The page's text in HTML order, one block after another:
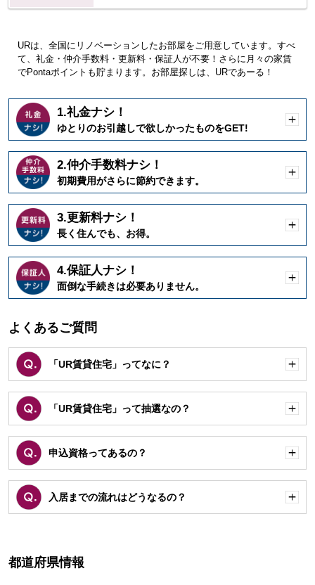
URは、全国にリノベーションしたお部屋をご用意しています。すべ
て、礼金・仲介手数料・更新料・保証人が不要！さらに月々の家賃
でPontaポイントも貯まります。お部屋探しは、URであーる！
1.礼金ナシ！
ゆとりのお引越しで欲しかったものをGET!
く
2.仲介手数料ナシ！
初期費用がさらに節約できます。
く
3.更新料ナシ！
長く住んでも、お得。
く
4.保証人ナシ！
面倒な手続きは必要ありません。
く
よくあるご質問
「UR賃貸住宅」ってなに？
く
「UR賃貸住宅」って抽選なの？
く
申込資格ってあるの？
く
入居までの流れはどうなるの？
く
都道府県情報